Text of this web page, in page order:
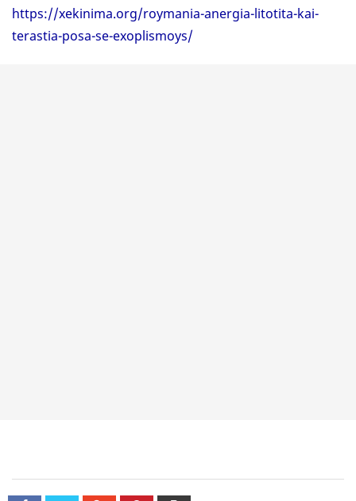
https://xekinima.org/roymania-anergia-litotita-kai-
terastia-posa-se-exoplismoys/